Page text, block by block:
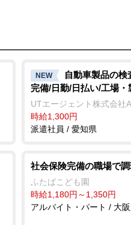
NEW
自動車製品の
完備/日勤/日払い/工場・
UTエージェント株式会社
時給1,300円
派遣社員 / 愛知県
社会保険完備の職場で
ふたばこども園
時給1,180円～1,350円
アルバイト・パート / 大